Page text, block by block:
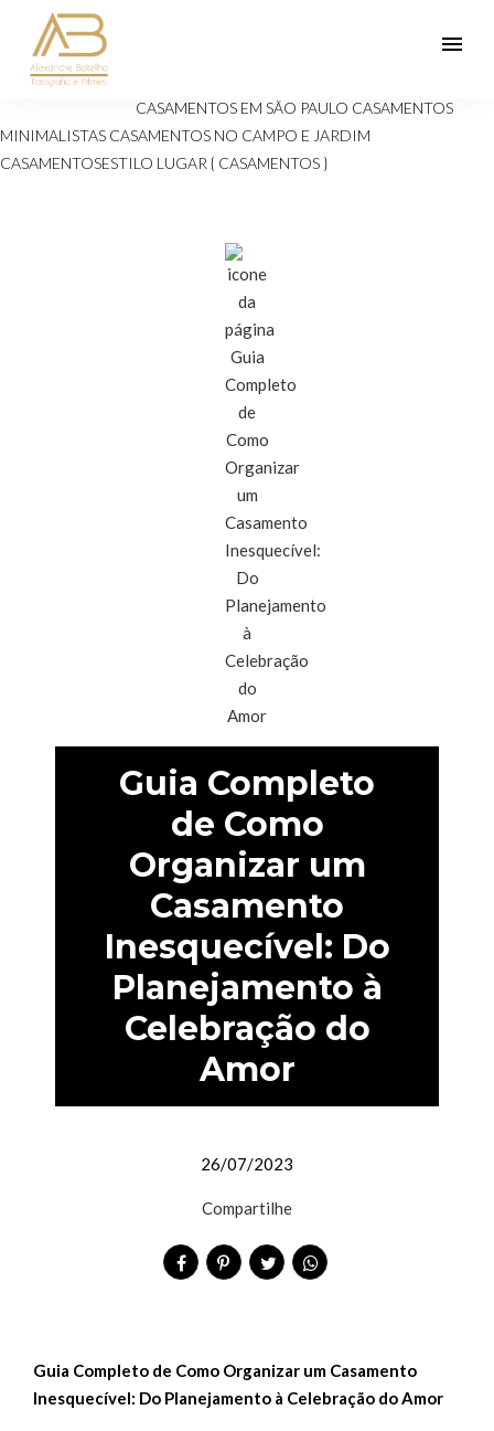
menu
CASAMENTOS EM SÃO PAULO CASAMENTOS
MINIMALISTAS CASAMENTOS NO CAMPO E JARDIM
CASAMENTOSESTILO LUGAR { CASAMENTOS }
Guia Completo
de Como
Organizar um
Casamento
Inesquecível: Do
Planejamento à
Celebração do
Amor
26/07/2023
Compartilhe
Guia Completo de Como Organizar um Casamento
Inesquecível: Do Planejamento à Celebração do Amor